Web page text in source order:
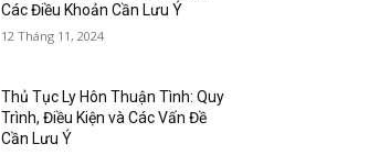
Các Điều Khoản Cần Lưu Ý
12 Tháng 11, 2024
Thủ Tục Ly Hôn Thuận Tình: Quy
Trình, Điều Kiện và Các Vấn Đề
Cần Lưu Ý